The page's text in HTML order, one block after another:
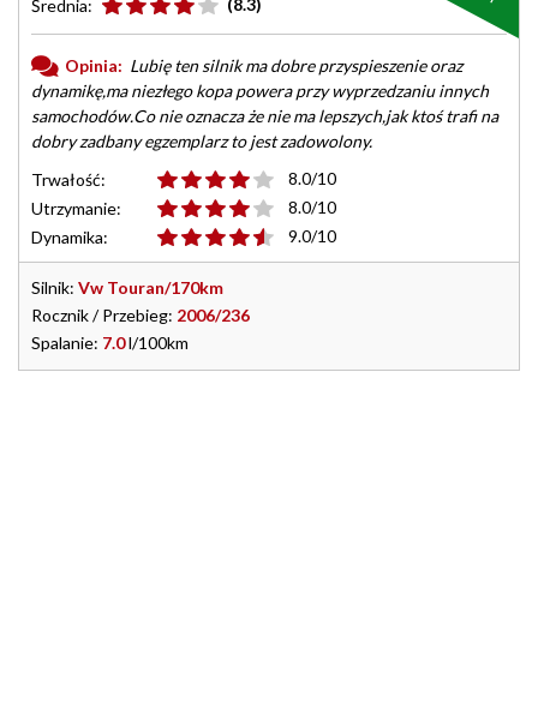
Średnia:
(8.3)
Opinia: Lubię ten silnik ma dobre przyspieszenie oraz
dynamikę,ma niezłego kopa powera przy wyprzedzaniu innych
samochodów.Co nie oznacza że nie ma lepszych,jak ktoś trafi na
dobry zadbany egzemplarz to jest zadowolony.
Trwałość:
8.0/10
Utrzymanie:
8.0/10
Dynamika:
9.0/10
Silnik: Vw Touran/170km
Rocznik / Przebieg: 2006/236
Spalanie: 7.0l/100km